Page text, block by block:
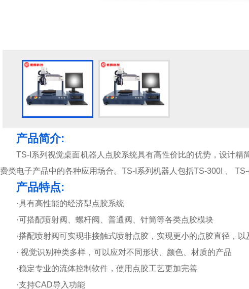
产品简介:
TS-I系列视觉桌面机器人点胶系统具有高性价比的优势，设计
费类电子产品中的各种应用场合。TS-I系列机器人包括TS-300I 、
产品特点:
·具有高性能的经济型点胶系统
·可搭配喷射阀、螺杆阀、普通阀、针筒等各类点胶模块
·搭配喷射阀可实现非接触式喷射点胶，实现更小的点胶直径，
· 视觉识别种类多样，可以应对不同形状、颜色、材质的产品
·稳定专业的流体控制软件，使用点胶工艺更加完善
·支持CAD导入功能